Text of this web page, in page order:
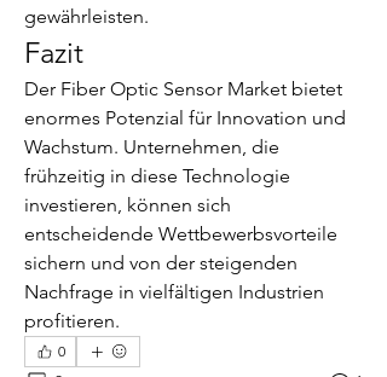
gewährleisten.
Fazit
Der Fiber Optic Sensor Market bietet
enormes Potenzial für Innovation und
Wachstum. Unternehmen, die
frühzeitig in diese Technologie
investieren, können sich
entscheidende Wettbewerbsvorteile
sichern und von der steigenden
Nachfrage in vielfältigen Industrien
profitieren.
0